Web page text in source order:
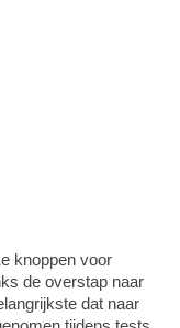
knoppen voor
de overstap naar
dat naar